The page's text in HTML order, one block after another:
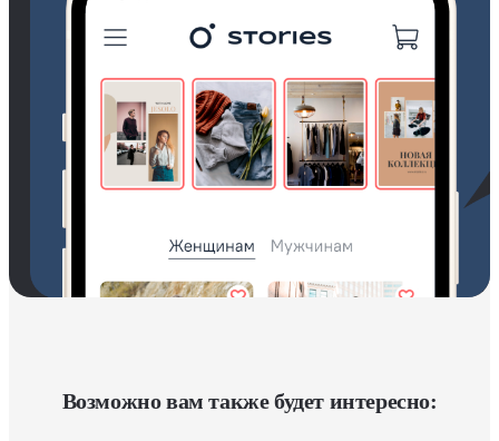
Возможно вам также будет интересно: